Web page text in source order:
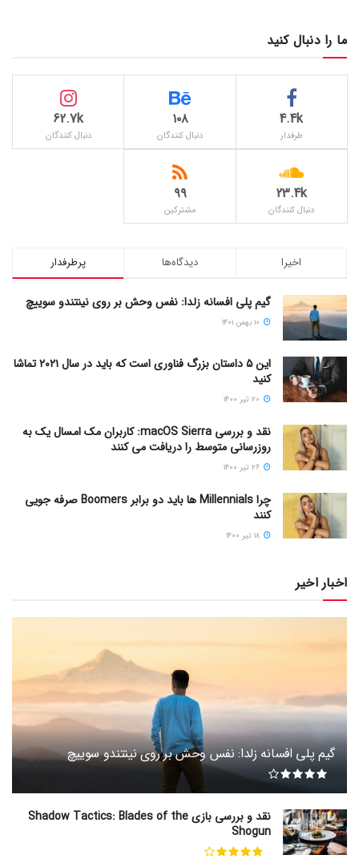
ما را دنبال کنید
4.4k
طرفدار
۱۰۸
دنبال کنندگان
62.7k
دنبال کنندگان
23.4k
دنبال کنندگان
۹۹
مشترکین
پرطرفدار دیدگاه‌ها اخیرا
گیم پلی افسانه زلدا: نفس وحش بر روی نینتندو سوییچ
این ۵ داستان بزرگ فناوری است که باید در سال ۲۰۲۱ تماشا
کنید
نقد و بررسی macOS Sierra: کاربران مک امسال یک به
روزرسانی متوسط را دریافت می کنند
چرا Millennials ها باید دو برابر Boomers صرفه جویی
کنند
اخبار اخیر
گیم پلی افسانه زلدا: نفس وحش بر روی نینتندو سوییچ
نقد و بررسی بازی Shadow Tactics: Blades of the
Shogun